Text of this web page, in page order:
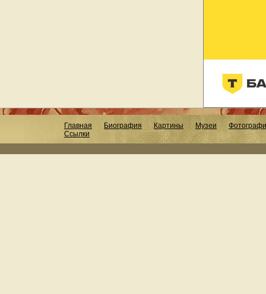
Главная Биография Картины Музеи
Ссылки